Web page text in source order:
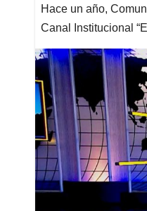
Hace un año,
Canal Institucional